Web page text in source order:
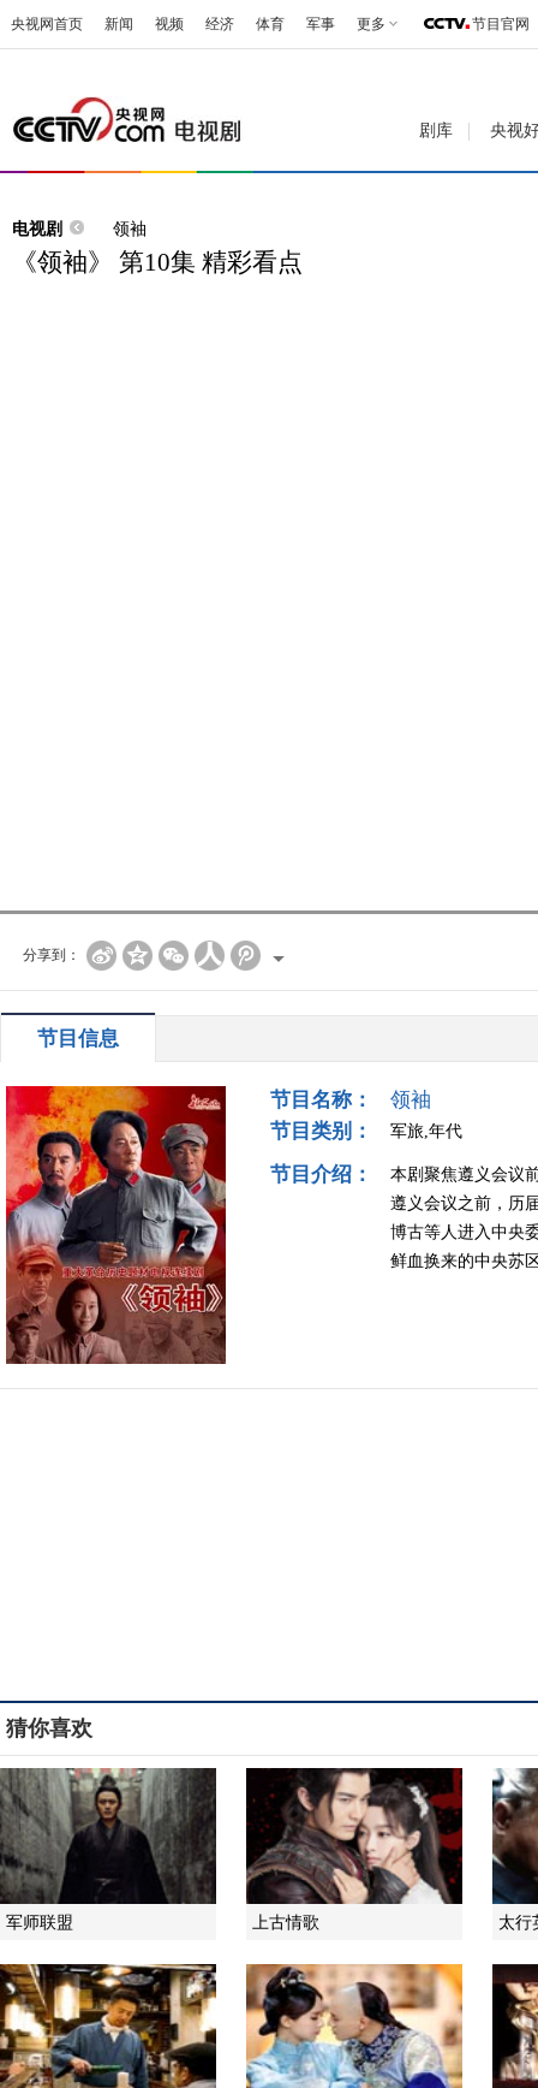
央视网首页 新闻 视频 经济 体育 军事 更多 节目官网
剧库 央视
电视剧 领袖
《领袖》 第10集 精彩看点
分享到：
节目信息
节目名称：
领袖
节目类别：
军旅,年代
节目介绍：
本剧聚焦遵义会议
遵义会议之前，历
博古等人进入中央
鲜血换来的中央苏
猜你喜欢
军师联盟 上古情歌 太行